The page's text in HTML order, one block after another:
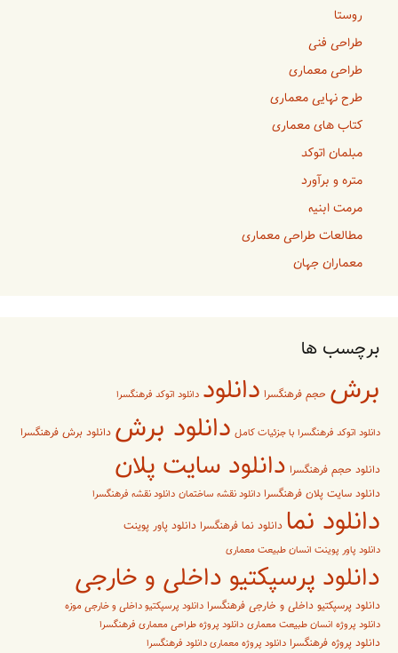
روستا
طراحی فنی
طراحی معماری
طرح نهایی معماری
کتاب های معماری
مبلمان اتوکد
متره و برآورد
مرمت ابنیه
مطالعات طراحی معماری
معماران جهان
برچسب ها
برش حجم فرهنگسرا دانلود دانلود اتوکد فرهنگسرا
دانلود اتوکد فرهنگسرا با جزئیات کامل دانلود برش دانلود برش فرهنگسرا
دانلود حجم فرهنگسرا دانلود سایت پلان
دانلود سایت پلان فرهنگسرا دانلود نقشه ساختمان دانلود نقشه فرهنگسرا
دانلود نما دانلود نما فرهنگسرا دانلود پاور پوینت
دانلود پاور پوینت انسان طبیعت معماری
دانلود پرسپکتیو داخلی و خارجی
دانلود پرسپکتیو داخلی و خارجی فرهنگسرا دانلود پرسپکتیو داخلی و خارجی موزه
دانلود پروژه انسان طبیعت معماری دانلود پروژه طراحی معماری فرهنگسرا
دانلود پروژه فرهنگسرا دانلود پروژه معماری دانلود فرهنگسرا